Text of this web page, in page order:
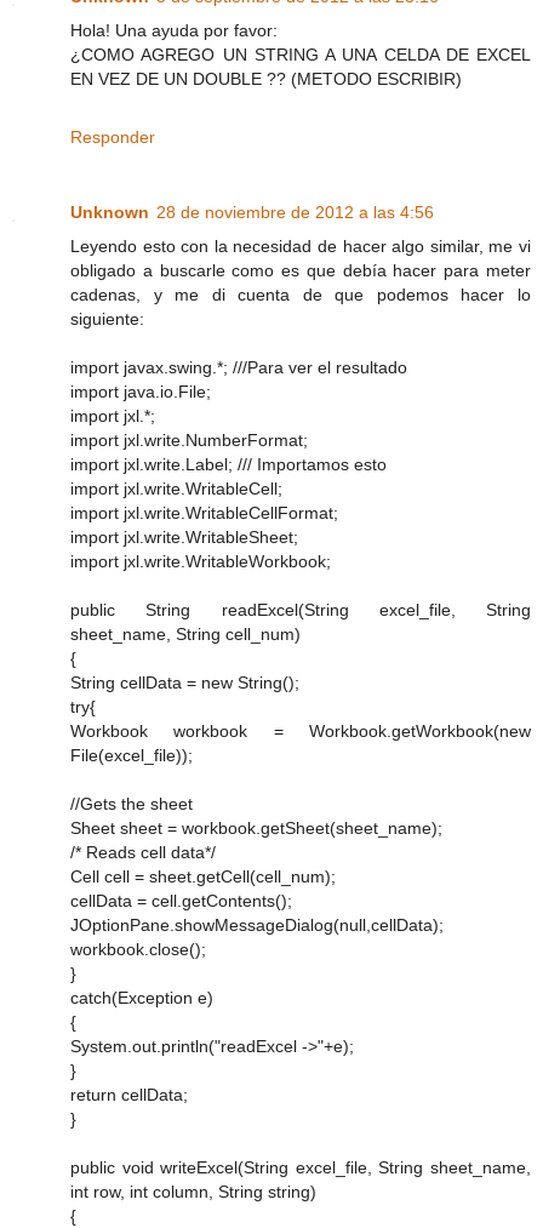
Hola! Una ayuda por favor:
¿COMO AGREGO UN STRING A UNA CELDA DE EXCEL
EN VEZ DE UN DOUBLE ?? (METODO ESCRIBIR)
Responder
Unknown 28 de noviembre de 2012 a las 4:56
Leyendo esto con la necesidad de hacer algo similar, me vi
obligado a buscarle como es que debía hacer para meter
cadenas, y me di cuenta de que podemos hacer lo
siguiente:
import javax.swing.*; ///Para ver el resultado
import java.io.File;
import jxl.*;
import jxl.write.NumberFormat;
import jxl.write.Label; /// Importamos esto
import jxl.write.WritableCell;
import jxl.write.WritableCellFormat;
import jxl.write.WritableSheet;
import jxl.write.WritableWorkbook;
public String readExcel(String excel_file, String
sheet_name, String cell_num)
{
String cellData = new String();
try{
Workbook workbook = Workbook.getWorkbook(new
File(excel_file));
//Gets the sheet
Sheet sheet = workbook.getSheet(sheet_name);
/* Reads cell data*/
Cell cell = sheet.getCell(cell_num);
cellData = cell.getContents();
JOptionPane.showMessageDialog(null,cellData);
workbook.close();
}
catch(Exception e)
{
System.out.println("readExcel ->"+e);
}
return cellData;
}
public void writeExcel(String excel_file, String sheet_name,
int row, int column, String string)
{